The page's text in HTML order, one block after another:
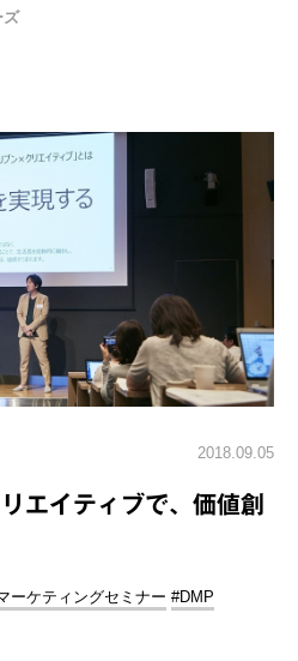
ズ
2018.09.05
エイティブで、価値創
ーケティングセミナー #DMP